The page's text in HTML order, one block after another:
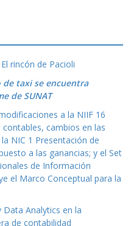
El rincón de Pacioli
de taxi se encuentra
de SUNAT
a la NIIF 16
cambios en las
NIC 1 Presentación de
a las ganancias; y el Set
de Información
el Marco Conceptual para la
Data Analytics en la
de contabilidad